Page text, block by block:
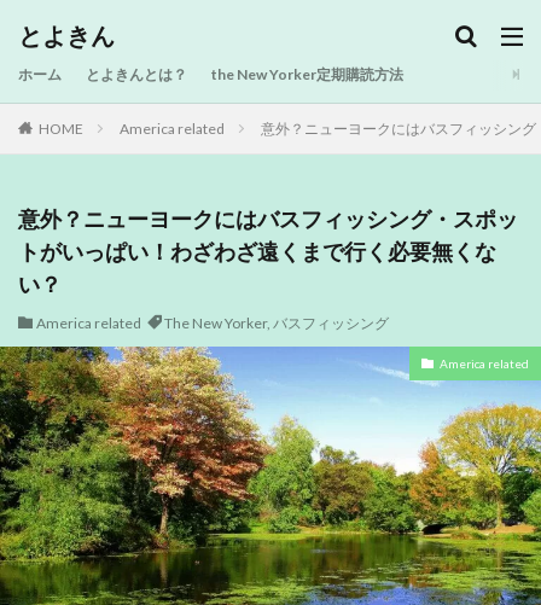
とよきん
ホーム とよきんとは？ the New Yorker定期購読方法
HOME America related 意外？ニューヨークにはバスフィッシン
意外？ニューヨークにはバスフィッシング・スポッ
トがいっぱい！わざわざ遠くまで行く必要無くな
い？
America related The New Yorker, バスフィッシング
America related